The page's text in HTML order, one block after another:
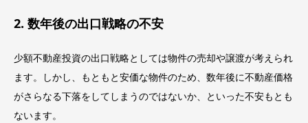
2. 数年後の出口戦略の不安
少額不動産投資の出口戦略としては物件の売却や譲渡が考えられ
ます。しかし、もともと安価な物件のため、数年後に不動産価格
がさらなる下落をしてしまうのではないか、といった不安もとも
ないます。